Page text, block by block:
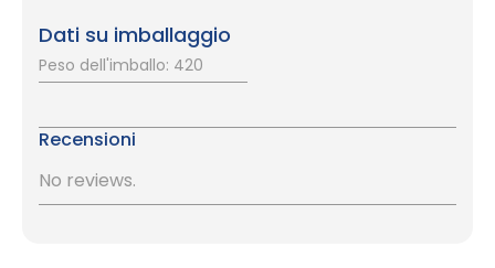
Dati su imballaggio
Peso dell'imballo: 420
Recensioni
No reviews.